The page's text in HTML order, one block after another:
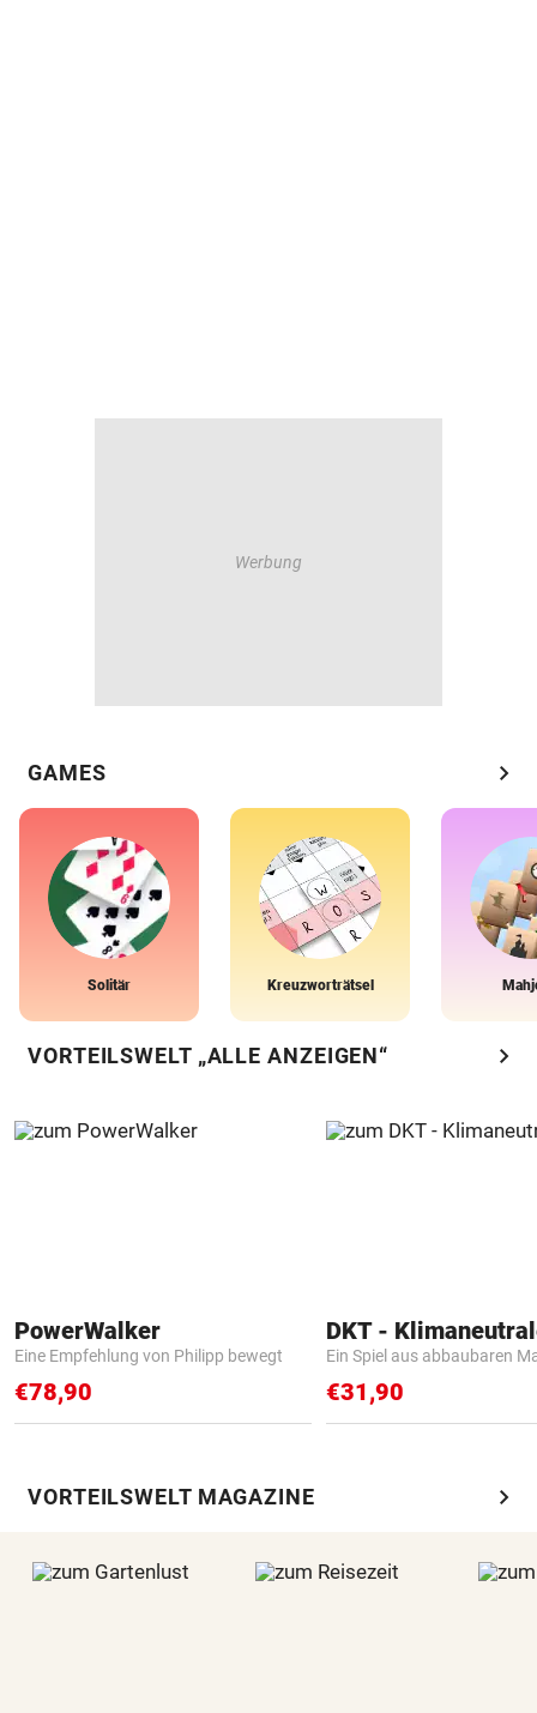
GAMES chevron_right
Solitär Kreuzworträtsel
VORTEILSWELT „ALLE ANZEIGEN“ chevron_right
PowerWalker
Eine Empfehlung von Philipp bewegt
€78,90
Ein Spiel aus abbaubaren
€31,90
VORTEILSWELT MAGAZINE chevron_right